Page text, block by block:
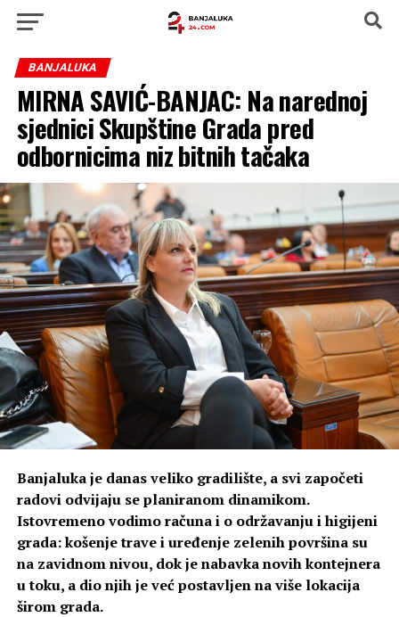
BANJALUKA
MIRNA SAVIĆ-BANJAC: Na narednoj
sjednici Skupštine Grada pred
odbornicima niz bitnih tačaka
Banjaluka je danas veliko gradilište, a svi započeti
radovi odvijaju se planiranom dinamikom.
Istovremeno vodimo računa i o održavanju i higijeni
grada: košenje trave i uređenje zelenih površina su
na zavidnom nivou, dok je nabavka novih kontejnera
u toku, a dio njih je već postavljen na više lokacija
širom grada.